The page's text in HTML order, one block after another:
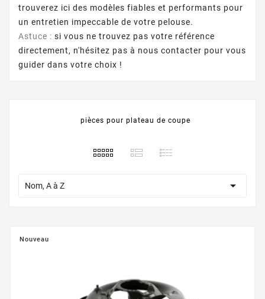
trouverez ici des modèles fiables et performants pour
un entretien impeccable de votre pelouse.
Astuce : si vous ne trouvez pas votre référence
directement, n'hésitez pas à nous contacter pour vous
guider dans votre choix !
pièces pour plateau de coupe
Nom, A à Z 
Nouveau